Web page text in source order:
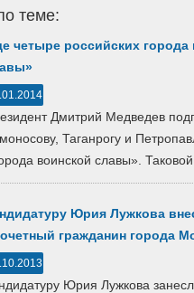
теме:
четыре российских города
Дмитрий Медведев
Таганрогу и
воинской славы».
Юрия Лужкова
гражданин города
Юрия Лужкова